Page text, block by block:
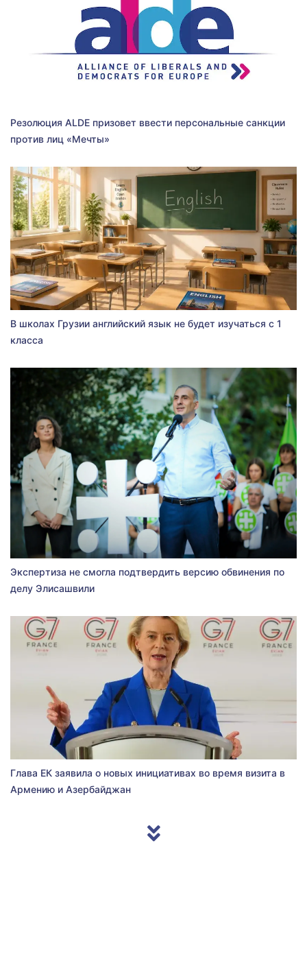
Резолюция ALDE призовет ввести персональные санкции
против лиц «Мечты»
В школах Грузии английский язык не будет изучаться с 1
класса
Экспертиза не смогла подтвердить версию обвинения по
делу Элисашвили
Глава ЕК заявила о новых инициативах во время визита в
Армению и Азербайджан